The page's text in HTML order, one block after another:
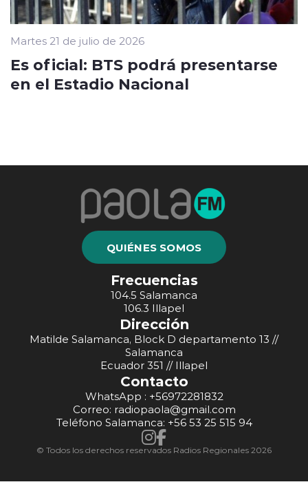
Martes 21 de julio de 2026
Es oficial: BTS podrá presentarse
en el Estadio Nacional
QUIÉNES SOMOS
Frecuencias
104.5 Salamanca
106.3 Illapel
Dirección
Matilde Salamanca, Block D departamento 13 //
Salamanca
Ecuador 351 // Illapel
Contacto
WhatsApp : +56972281832
Correo: radiopaola@gmail.com
Teléfono Salamanca: +56 53 25 515 94
© Todos los derechos reservados Radios Regionales 2026